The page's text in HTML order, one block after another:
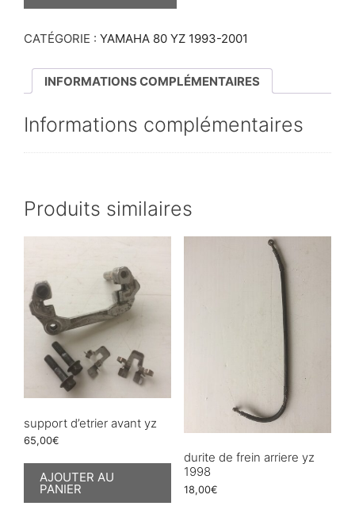
FREIN
YZ
CATÉGORIE : YAMAHA 80 YZ 1993-2001
INFORMATIONS COMPLÉMENTAIRES
Informations complémentaires
Produits similaires
support d’etrier avant yz
65,00€
AJOUTER AU
PANIER
durite de frein arriere yz
1998
18,00€